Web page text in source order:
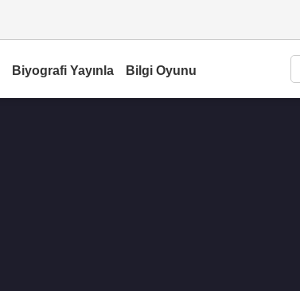
Biyografi Yayınla Bilgi Oyunu